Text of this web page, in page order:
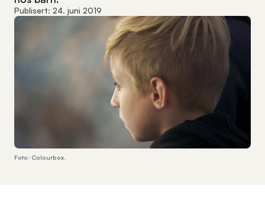
Publisert: 24. juni 2019
Foto: Colourbox.